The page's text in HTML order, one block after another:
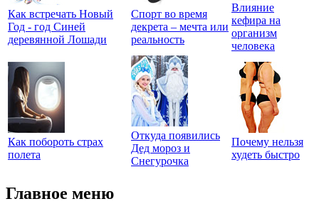
Как встречать Новый
Год - год Синей
деревянной Лошади
Спорт во время
декрета – мечта или
реальность
Влияние
кефира на
организм
человека
Как побороть страх
полета
Откуда появились
Дед мороз и
Снегурочка
Почему нельзя
худеть быстро
Главное меню